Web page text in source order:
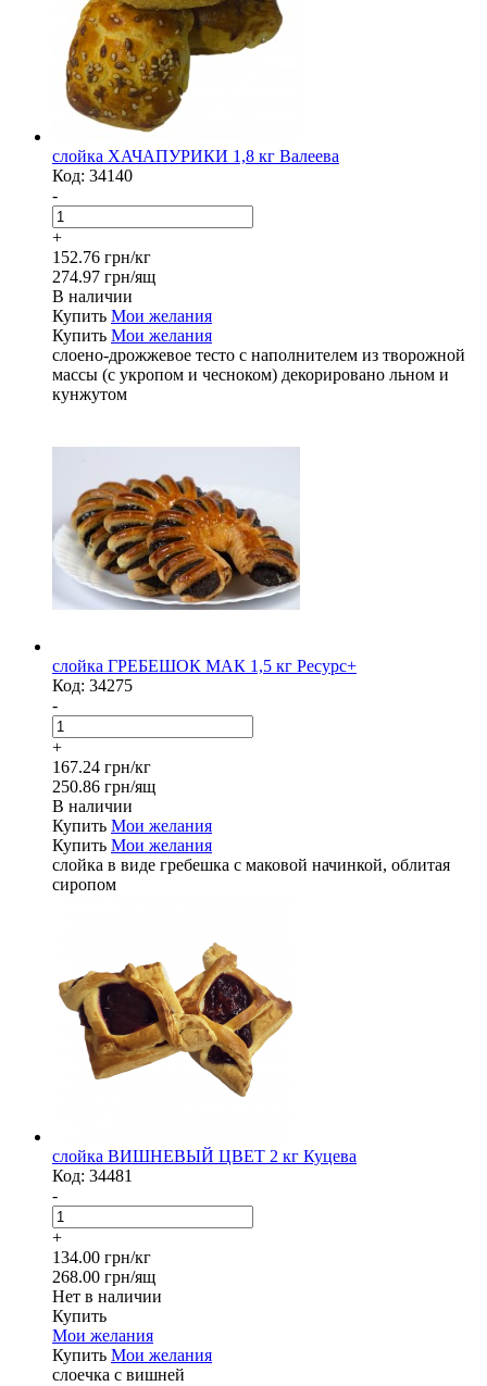
слойка ХАЧАПУРИКИ 1,8 кг Валеева
Код: 34140
-
+
152.76 грн/кг
274.97 грн/ящ
В наличии
Купить Мои желания
Купить Мои желания
слоено-дрожжевое тесто с наполнителем из творожной
массы (с укропом и чесноком) декорировано льном и
кунжутом
слойка ГРЕБЕШОК МАК 1,5 кг Ресурс+
Код: 34275
-
+
167.24 грн/кг
250.86 грн/ящ
В наличии
Купить Мои желания
Купить Мои желания
слойка в виде гребешка с маковой начинкой, облитая
сиропом
слойка ВИШНЕВЫЙ ЦВЕТ 2 кг Куцева
Код: 34481
-
+
134.00 грн/кг
268.00 грн/ящ
Нет в наличии
Купить
Мои желания
Купить Мои желания
слоечка с вишней